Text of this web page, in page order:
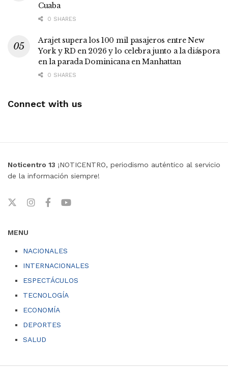
Cuaba
0 SHARES
Arajet supera los 100 mil pasajeros entre New
York y RD en 2026 y lo celebra junto a la diáspora
en la parada Dominicana en Manhattan
0 SHARES
Connect with us
Noticentro 13 ¡NOTICENTRO, periodismo auténtico al servicio
de la información siempre!
MENU
NACIONALES
INTERNACIONALES
ESPECTÁCULOS
TECNOLOGÍA
ECONOMÍA
DEPORTES
SALUD